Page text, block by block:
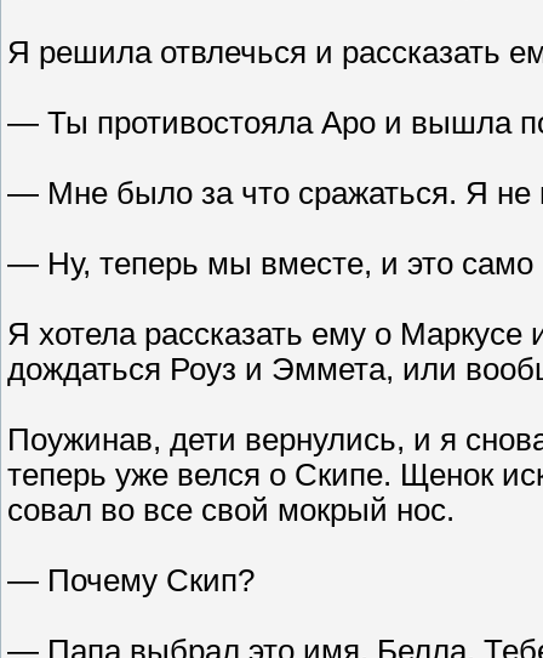
Я решила отвлечься и рассказать
— Ты противостояла Аро и вышла
— Мне было за что сражаться. Я не
— Ну, теперь мы вместе, и это само
Я хотела рассказать ему о
дождаться Роуз и Эммета, или
Поужинав, дети вернулись, и я
теперь уже велся о Скипе. Щенок
совал во все свой мокрый нос.
— Почему Скип?
— Папа выбрал это имя, Белла.